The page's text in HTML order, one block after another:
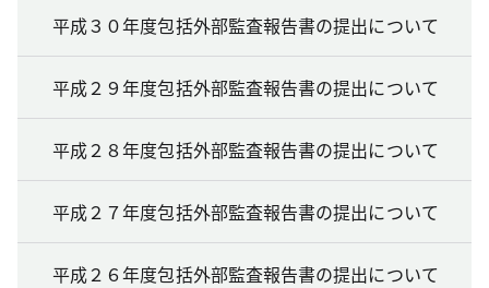
平成３０年度包括外部監査報告書の提出について
平成２９年度包括外部監査報告書の提出について
平成２８年度包括外部監査報告書の提出について
平成２７年度包括外部監査報告書の提出について
平成２６年度包括外部監査報告書の提出について